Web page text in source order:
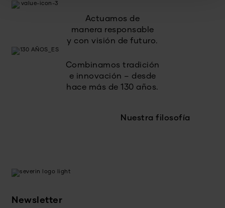
Actuamos de
manera responsable
y con visión de futuro.
Combinamos tradición
e innovación – desde
hace más de 130 años.
Nuestra filosofía
Newsletter